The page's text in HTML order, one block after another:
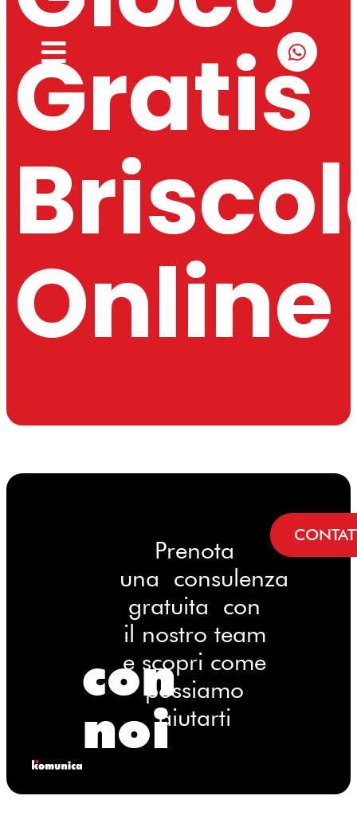
Gratis
Online
con
noi
Prenota
una consulenza
gratuita con
il nostro team
e scopri come
possiamo
aiutarti